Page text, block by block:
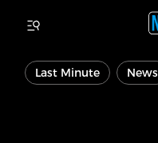
Last Minute News